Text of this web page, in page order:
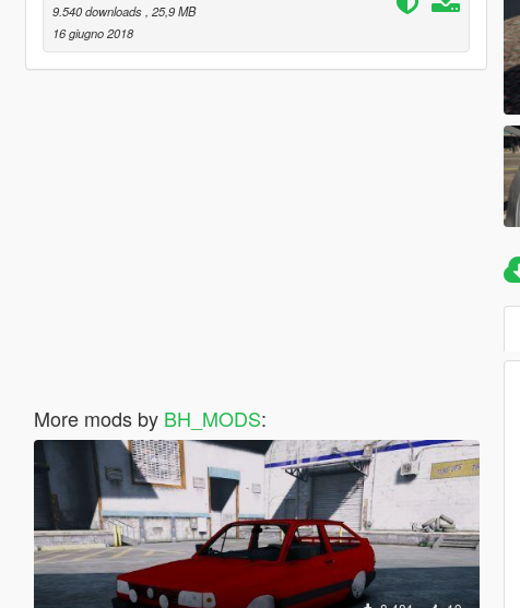
9.540 downloads , 25,9 MB
16 giugno 2018
More mods by BH_MODS: